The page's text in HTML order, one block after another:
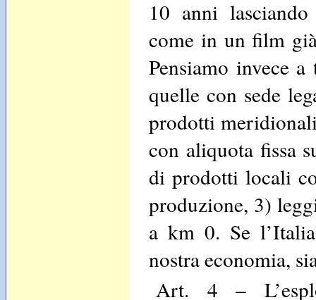
10 anni lasciando
come in un film
Pensiamo invece
quelle con sede
prodotti
con aliquota fissa
di prodotti locali
produzione, 3)
a km 0. Se
nostra economia,
Art. 4 –